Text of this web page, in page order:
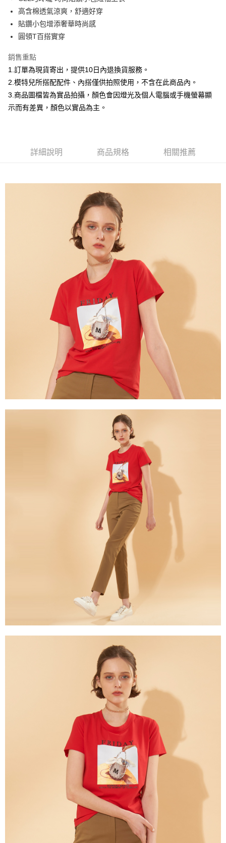
華南商業銀行
彰化商業銀行
上海商業儲蓄銀行
國泰世華商業銀行
臺灣中小企業銀行
聯邦商業銀行
元大商業銀行
永豐商業銀行
台新國際商業銀行
中國信託商業銀行
台灣樂天信用卡公司
LINE Pay
Apple Pay
悠遊付
Google Pay
大哥付你分期
2.付款方式選擇「大哥付你分期」，訂單成立後會自動跳轉到大哥付的交易
流程，驗證手機門號後，選擇欲分期的期數、繳款截止日，確認付款後即完
4.訂單成立30分鐘內，如未前往確認交易或遇審核未通過，訂單將自動取
消。如遇「轉專審核」未通過狀況，表示未達大哥付你分期系統評分，恕無
1.分期款項不併入電信帳單，「大哥付你分期」於每月結算日後寄送繳費提
2.透過簡訊連結打開帳單後，可選擇「超商條碼／台灣大直營門市／銀行轉
帳／街口支付／iPASS MONEY」等通路繳費。
1.本服務係由「台灣大哥大股份有限公司」（以下簡稱本公司）所提供，讓
用戶於交易時，得透過本服務購買商品或服務，並由商店將買賣／分期付款
買賣價金債權讓與本公司後，依約使用本公司帳單繳交帳款。
2.基於同意付款使用「大哥付你分期」之契約關係目的，商店將以您的個人
資料（包含姓名、電話或地址）提供予台灣大哥大進項蒐集、處理及利用，
由本公司與您本人進行分期帳單所需資料之確認、核對及更正。
3.完整用戶服務條款，請詳閱以下連結： https://oppay.tw/userRule
相關說明
２．便利：只要手機號碼，簡訊認證，即可結帳。
３．安心：先確認商品／服務後，再付款。
【「AFTEE先享後付」結帳流程】
１．於結帳方式選擇「AFTEE先享後付」後，將跳轉至「AFTEE先享後付」
結帳頁面，進行簡訊認證並確認金額後，即可完成結帳。
２．訂單成立數日內，您將收到繳費通知簡訊。
３．收到繳費通知簡訊後14天內，點擊此簡訊中的連結，可透過四大超商／
ATM／網路銀行／等多元方式進行付款，方視為交易完成。
※ 請注意：結帳手續完成當下不需立刻繳費，但若您需要取消訂單，請聯絡
購買商品的店家。未經商家同意取消之訂單仍視為有效，需透過AFTEE先享
後付繳納相關費用。
※ 交易是否成功請以「AFTEE先享後付 」之結帳頁面顯示為準，若有關於
是否繳費成功／繳費後需取消欲退款等相關疑問，請聯繫「AFTEE先享後付
https://netprotections.freshdesk.com/support/home
１．透過由恩沛科技股份有限公司提供之「AFTEE先享後付」服務完成之交
易，需依本服務之必要範圍內提供個人資料，並將交易相關給付款項請求債
權轉讓予恩沛科技股份有限公司。
２．關於個人資料處理事宜，請瀏覽以下網址：
https://aftee.tw/terms/#terms3
３．未成年的使用者請事先徵得法定代理人或監護人之同意方可使用
４．使用「AFTEE先享後付」時，將依據個別帳號之用戶狀況，依本公司即
時審查核予不同之上限額度；若仍有額度不足之情形，本公司將視審查結果
５．嚴禁一人註冊多個帳號或使用他人資訊註冊。若發現惡意使用之情形，
恩沛科技股份有限公司將有權停止該用戶之使用額度並採取法律行動。
每筆NT$120，滿NT$2,000(含以上)免運費
每筆NT$120，滿NT$2,000(含以上)免運費
每筆NT$120，滿NT$2,000(含以上)免運費
高含棉透氣涼爽，舒適好穿
貼鑽小包增添奢華時尚感
圓領T百搭實穿
銷售重點
1.訂單為現貨寄出，提供10日內退換貨服務。
2.模特兒所搭配配件、內搭僅供拍照使用，不含在此商品內。
3.商品圖檔皆為實品拍攝，顏色會因燈光及個人電腦或手機螢幕顯
示而有差異，顏色以實品為主。
詳細說明 商品規格 相關推薦